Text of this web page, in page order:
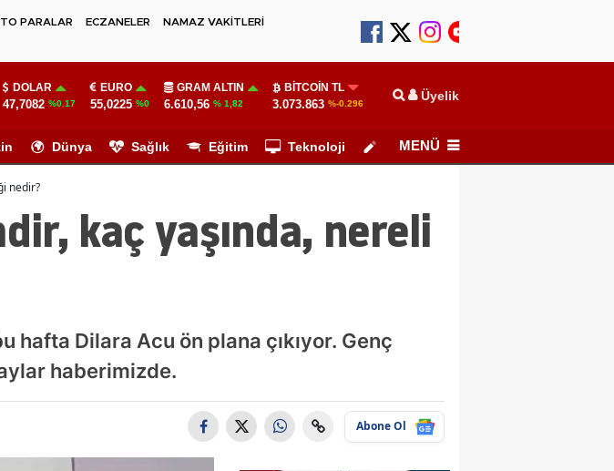
PARALAR ECZANELER
NAMAZ VAKİTLERİ
DOLAR
47,7082 %0.17
EURO
55,0225 %0
GRAM ALTIN
6.610,56 % 1,82
BITCOIN TL
3.073.863 %-0.296 Üyelik
Dünya Sağlık Eğitim Teknoloji Köşe Yazarları
MENÜ
nedir?
kaç yaşında, nereli
hafta Dilara Acu ön plana çıkıyor. Genç
haberimizde.
Abone Ol